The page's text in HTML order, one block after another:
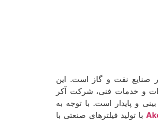
صنایع نفت و گاز است. این
و خدمات فنی، شرکت آکر
و پایدار است. با توجه به
با تولید فیلترهای صنعتی با